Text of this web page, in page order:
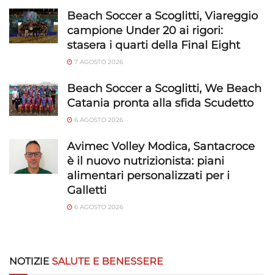
Beach Soccer a Scoglitti, Viareggio
campione Under 20 ai rigori:
stasera i quarti della Final Eight
7 AGOSTO 2026
Beach Soccer a Scoglitti, We Beach
Catania pronta alla sfida Scudetto
6 AGOSTO 2026
Avimec Volley Modica, Santacroce
è il nuovo nutrizionista: piani
alimentari personalizzati per i
Galletti
6 AGOSTO 2026
NOTIZIE SALUTE E BENESSERE